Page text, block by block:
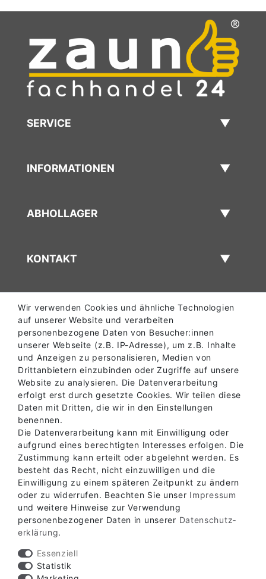
SERVICE
INFORMATIONEN
ABHOLLAGER
KONTAKT
Verfügbare Zahlungsarten
Wir verwenden Cookies und ähnliche Technologien
auf unserer Website und verarbeiten
personenbezogene Daten von Besucher:innen
unserer Webseite (z.B. IP-Adresse), um z.B. Inhalte
und Anzeigen zu personalisieren, Medien von
Drittanbietern einzubinden oder Zugriffe auf unsere
Website zu analysieren. Die Datenverarbeitung
erfolgt erst durch gesetzte Cookies. Wir teilen diese
Daten mit Dritten, die wir in den Einstellungen
benennen.
Die Datenverarbeitung kann mit Einwilligung oder
aufgrund eines berechtigten Interesses erfolgen. Die
Zustimmung kann erteilt oder abgelehnt werden. Es
besteht das Recht, nicht einzuwilligen und die
Einwilligung zu einem späteren Zeitpunkt zu ändern
oder zu widerrufen. Beachten Sie unser Impressum
und weitere Hinweise zur Verwendung
personenbezogener Daten in unserer Daten­schutz­
erklärung.
Essenziell
Statistik